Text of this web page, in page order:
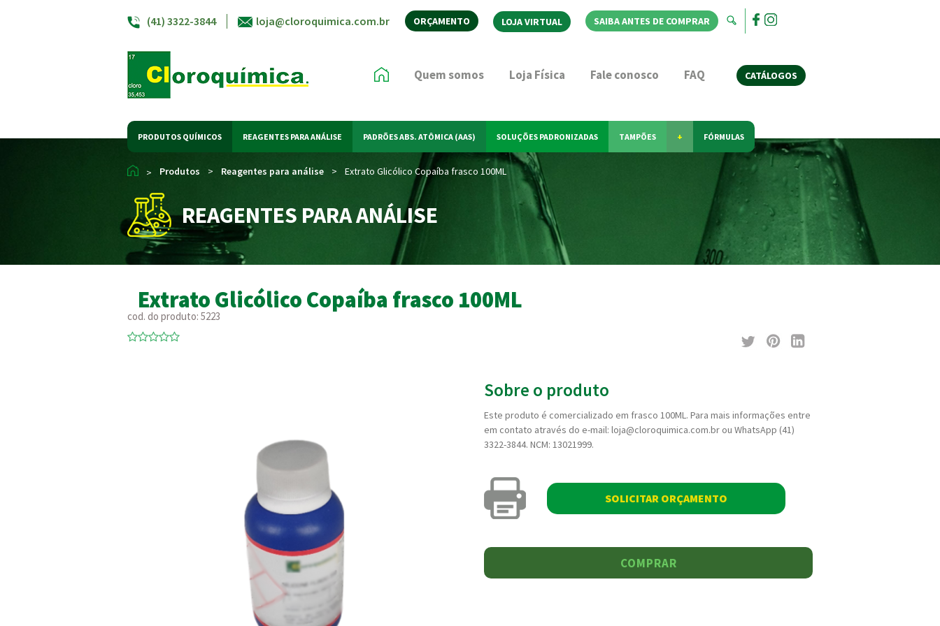
(41) 3322-3844 loja@cloroquimica.com.br ORÇAMENTO LOJA VIRTUAL SAIBA ANTES DE COMPRAR
Quem somos Loja Física Fale conosco FAQ CATÁLOGOS
PRODUTOS QUÍMICOS REAGENTES PARA ANÁLISE PADRÕES ABS. ATÔMICA (AAS) SOLUÇÕES PADRONIZADAS TAMPÕES + FÓRMULAS
> Produtos > Reagentes para análise > Extrato Glicólico Copaíba frasco 100ML
REAGENTES PARA ANÁLISE
Extrato Glicólico Copaíba frasco 100ML
cod. do produto: 5223
Sobre o produto
Este produto é comercializado em frasco 100ML. Para mais informações entre
em contato através do e-mail: loja@cloroquimica.com.br ou WhatsApp (41)
3322-3844. NCM: 13021999.
SOLICITAR ORÇAMENTO
COMPRAR